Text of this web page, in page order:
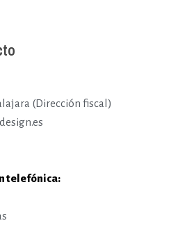
(Dirección fiscal)
telefónica: